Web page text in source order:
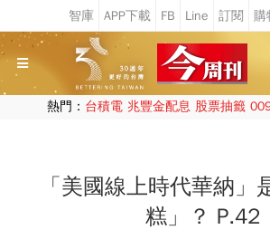
熱門： 台積電 兆豐金配息 股票抽籤
「美國線上時代華納」
糕」？ P.42